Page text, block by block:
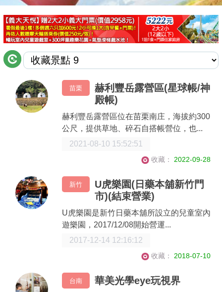
推薦景點
討論區
聯絡我們
APP下載
苗栗
赫利豐岳露營區(星球帳/神
殿帳)
赫利豐岳露營區位在苗栗南庄，海拔約300
公尺，提供草地、碎石自搭帳營位，也...
2021-08-10 15:52:51
收藏： 2022-09-28
新竹
U虎樂園(日藥本舖新竹門
市)(結束營業)
U虎樂園是新竹日藥本舖所設立的兒童室內
遊樂園，2017/12/08開始營運...
2017-12-14 12:16:12
收藏： 2018-07-10
台南 華美光學eye玩視界